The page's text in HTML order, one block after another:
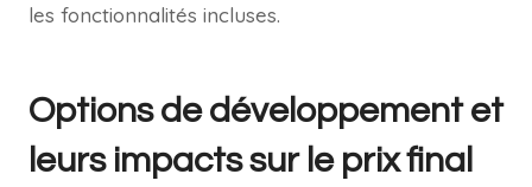
les fonctionnalités incluses.
Options de développement et
leurs impacts sur le prix final